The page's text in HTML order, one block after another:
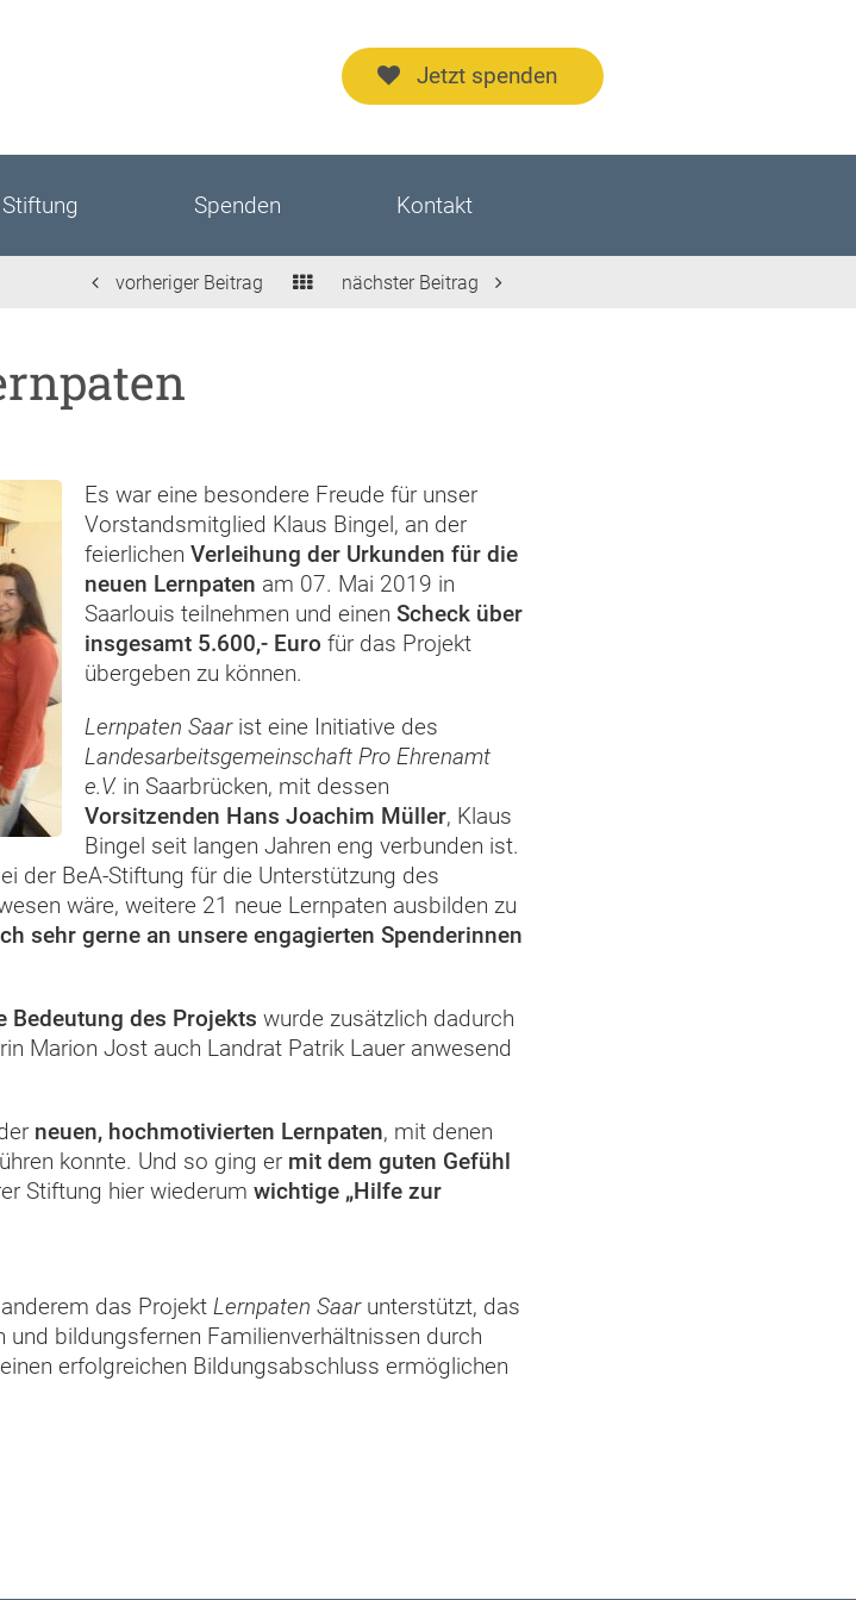
Jetzt spenden
Spenden Kontakt
vorheriger Beitrag nächster Beitrag
Es war eine besondere Freude für unser
Vorstandsmitglied Klaus Bingel, an der
feierlichen Verleihung der Urkunden für die
neuen Lernpaten am 07. Mai 2019 in
Saarlouis teilnehmen und einen Scheck über
insgesamt 5.600,- Euro für das Projekt
übergeben zu können.
Lernpaten Saarist eine Initiative des
Landesarbeitsgemeinschaft Pro Ehrenamt
e.V. in Saarbrücken, mit dessen
Vorsitzenden Hans Joachim Müller, Klaus
Bingel seit langen Jahren eng verbunden ist.
der BeA-Stiftung für die Unterstützung des
wäre, weitere 21 neue Lernpaten ausbilden zu
sehr gerne an unsere engagierten Spenderinnen
des Projekts wurde zusätzlich dadurch
Marion Jost auch Landrat Patrik Lauer anwesend
neuen, hochmotivierten Lernpaten, mit denen
konnte. Und so ging er mit dem guten Gefühl
Stiftung hier wiederum wichtige „Hilfe zur
das Projekt Lernpaten Saarunterstützt, das
bildungsfernen Familienverhältnissen durch
erfolgreichen Bildungsabschluss ermöglichen